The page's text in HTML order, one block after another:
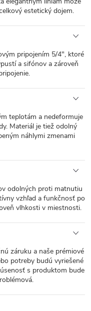
estetický dojem.
pripojením 5/4", ktoré
a sifónov a zároveň
teplotám a nedeformuje
Materiál je tiež odolný
náhlymi zmenami
odolných proti matnutiu
vzhľad a funkčnosť po
vlhkosti v miestnosti.
záruku a naše prémiové
potreby budú vyriešené
s produktom bude